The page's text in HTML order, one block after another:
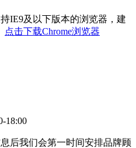
IE9及以下版本的浏览器，建
点击下载Chrome浏览器
18:00
后我们会第一时间安排品牌顾